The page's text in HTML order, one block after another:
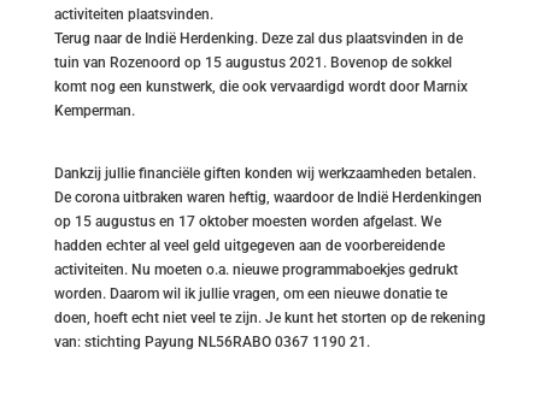
activiteiten plaatsvinden.
Terug naar de Indië Herdenking. Deze zal dus plaatsvinden in de
tuin van Rozenoord op 15 augustus 2021. Bovenop de sokkel
komt nog een kunstwerk, die ook vervaardigd wordt door Marnix
Kemperman.
Dankzij jullie financiële giften konden wij werkzaamheden betalen.
De corona uitbraken waren heftig, waardoor de Indië Herdenkingen
op 15 augustus en 17 oktober moesten worden afgelast. We
hadden echter al veel geld uitgegeven aan de voorbereidende
activiteiten. Nu moeten o.a. nieuwe programmaboekjes gedrukt
worden. Daarom wil ik jullie vragen, om een nieuwe donatie te
doen, hoeft echt niet veel te zijn. Je kunt het storten op de rekening
van: stichting Payung NL56RABO 0367 1190 21.